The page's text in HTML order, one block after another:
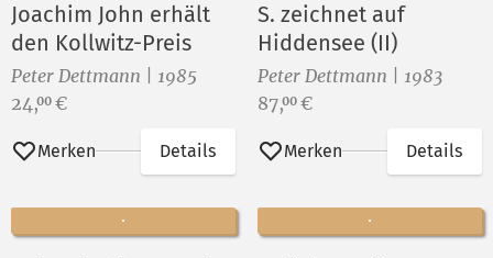
Joachim John erhält
den Kollwitz-Preis
Peter Dettmann | 1985
Preis:
24,00 €
Merken Details
S. zeichnet auf
Hiddensee (II)
Peter Dettmann | 1983
Preis:
87,00 €
Merken Details